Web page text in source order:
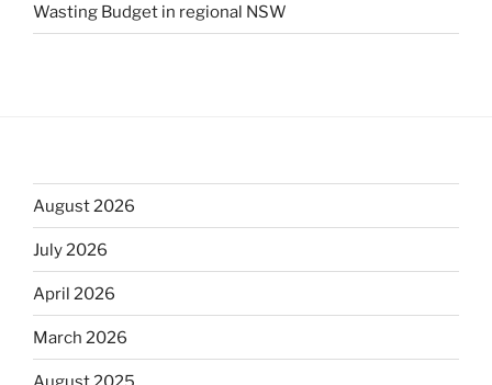
Wasting Budget in regional NSW
August 2026
July 2026
April 2026
March 2026